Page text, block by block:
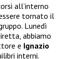
all’interno
essere tornato il
Lunedì
abbiamo
e Ignazio
interni.